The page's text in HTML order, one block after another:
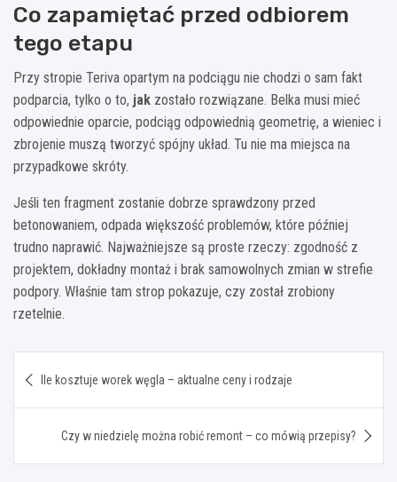
Co zapamiętać przed odbiorem
tego etapu
Przy stropie Teriva opartym na podciągu nie chodzi o sam fakt
podparcia, tylko o to, jak zostało rozwiązane. Belka musi mieć
odpowiednie oparcie, podciąg odpowiednią geometrię, a wieniec i
zbrojenie muszą tworzyć spójny układ. Tu nie ma miejsca na
przypadkowe skróty.
Jeśli ten fragment zostanie dobrze sprawdzony przed
betonowaniem, odpada większość problemów, które później
trudno naprawić. Najważniejsze są proste rzeczy: zgodność z
projektem, dokładny montaż i brak samowolnych zmian w strefie
podpory. Właśnie tam strop pokazuje, czy został zrobiony
rzetelnie.
wpisu
Ile kosztuje worek węgla – aktualne ceny i rodzaje
Czy w niedzielę można robić remont – co mówią przepisy?